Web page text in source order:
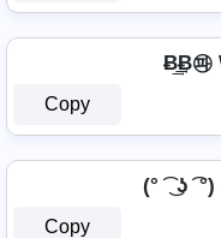
Ƀ͢͢͢Ƀ㉺
Copy
(° ͡ ͜ ʖ
Copy